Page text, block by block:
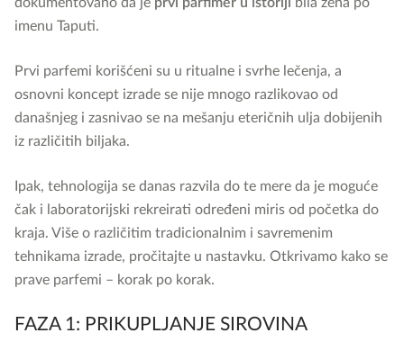
imenu Taputi.
Prvi parfemi korišćeni su u ritualne i svrhe lečenja, a
osnovni koncept izrade se nije mnogo razlikovao od
današnjeg i zasnivao se na mešanju eteričnih ulja dobijenih
iz različitih biljaka.
Ipak, tehnologija se danas razvila do te mere da je moguće
čak i laboratorijski rekreirati određeni miris od početka do
kraja. Više o različitim tradicionalnim i savremenim
tehnikama izrade, pročitajte u nastavku. Otkrivamo kako se
prave parfemi – korak po korak.
FAZA 1: PRIKUPLJANJE SIROVINA